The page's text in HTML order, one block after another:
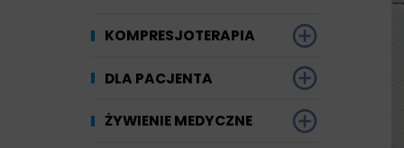
KOMPRESJOTERAPIA
BANDAŻE
PODKOLANÓWKI
DLA PACJENTA
Art. pomocnicze
ŻYWIENIE MEDYCZNE